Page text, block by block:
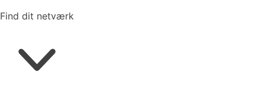
Find dit netværk